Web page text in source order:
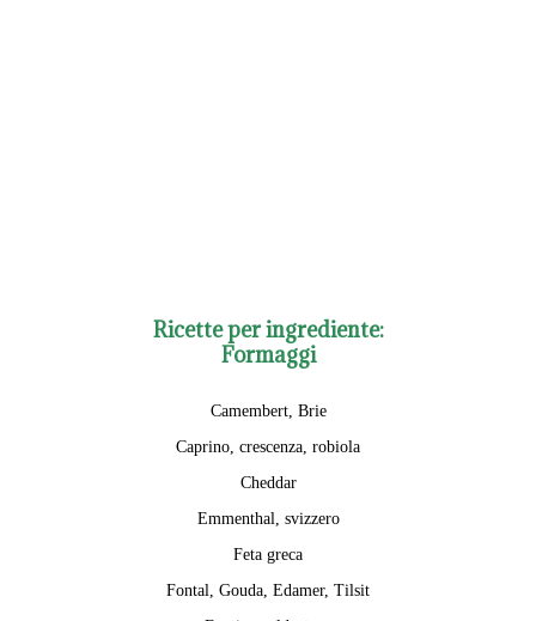
Ricette per ingrediente:
Formaggi
Camembert, Brie
Caprino, crescenza, robiola
Cheddar
Emmenthal, svizzero
Feta greca
Fontal, Gouda, Edamer, Tilsit